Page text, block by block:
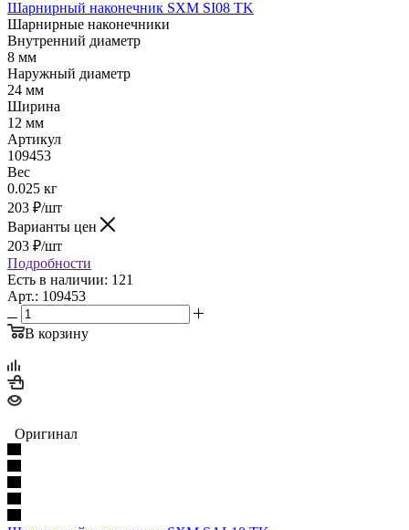
Шарнирный наконечник SXM SI08 TK
Шарнирные наконечники
Внутренний диаметр
8 мм
Наружный диаметр
24 мм
Ширина
12 мм
Артикул
109453
Вес
0.025 кг
203 ₽/шт
Варианты цен
203 ₽/шт
Подробности
Есть в наличии: 121
Арт.: 109453
В корзину
Оригинал